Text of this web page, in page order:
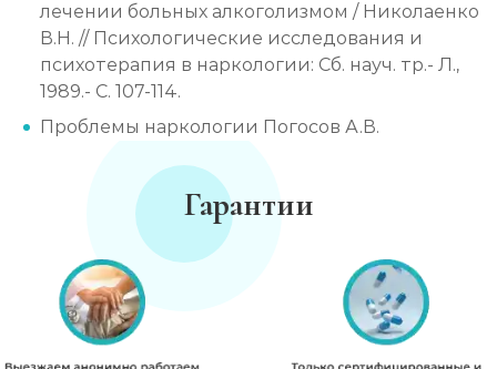
лечении больных алкоголизмом / Николаенко
В.Н. // Психологические исследования и
психотерапия в наркологии: Сб. науч. тр.- Л.,
1989.- С. 107-114.
Проблемы наркологии Погосов А.В.
Гарантии